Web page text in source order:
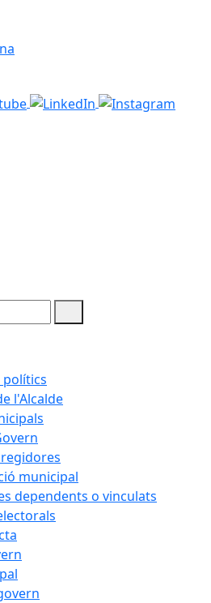
polítics
l'Alcalde
municipal
dependents o vinculats